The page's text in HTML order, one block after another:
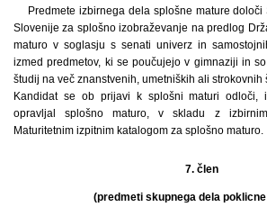
Predmete izbirnega dela splošne mature
Slovenije za splošno izobraževanje na predlog
maturo v soglasju s senati univerz in
izmed predmetov, ki se poučujejo v gimnaziji in
študij na več znanstvenih, umetniških ali
Kandidat se ob prijavi k splošni maturi odloči,
opravljal splošno maturo, v skladu z
Maturitetnim izpitnim katalogom za splošno maturo.
7. člen
(predmeti skupnega dela